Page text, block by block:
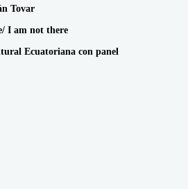
Tovar
I am not there
Ecuatoriana con panel